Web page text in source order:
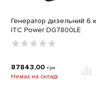
Генератор дизельний 6
ITC Power DG7800LE
87843,00 грн
Немає на складі